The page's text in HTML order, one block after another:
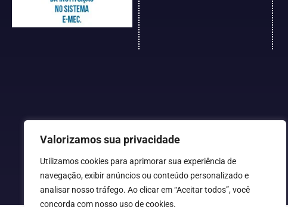
Valorizamos sua privacidade
Utilizamos cookies para aprimorar sua experiência de
navegação, exibir anúncios ou conteúdo personalizado e
analisar nosso tráfego. Ao clicar em “Aceitar todos”, você
concorda com nosso uso de cookies.